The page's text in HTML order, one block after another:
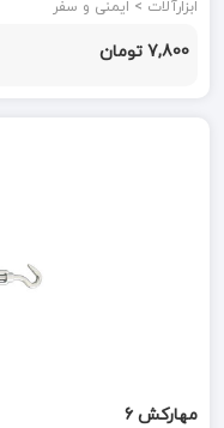
ابزارآلات > ایمنی و سفر
7,800 تومان
مهارکش 6